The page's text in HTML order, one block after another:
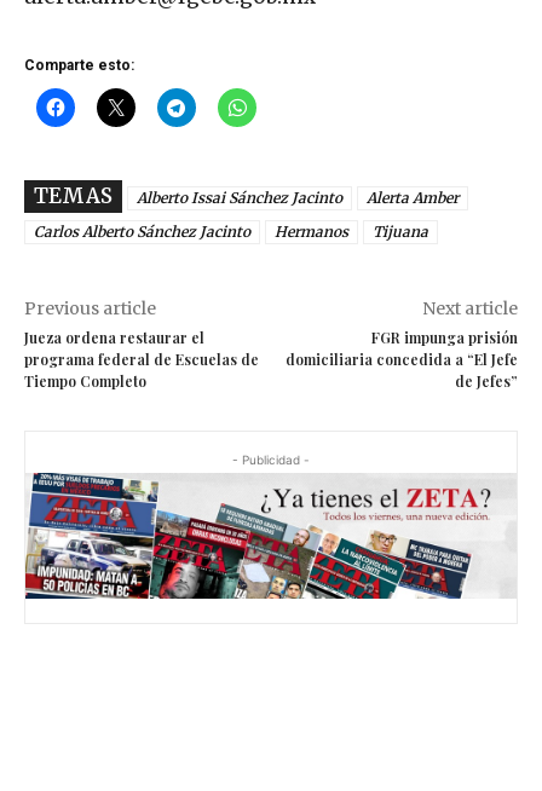
Comparte esto:
TEMAS Alberto Issai Sánchez Jacinto
Alerta Amber
Carlos Alberto Sánchez Jacinto
Hermanos Tijuana
Previous article
Jueza ordena restaurar el
programa federal de Escuelas de
Tiempo Completo
Next article
FGR impunga prisión
domiciliaria concedida a “El Jefe
de Jefes”
- Publicidad -